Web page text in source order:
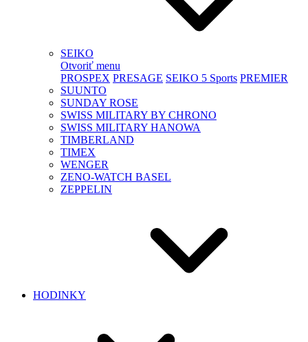
SEIKO
Otvoriť menu
PROSPEX PRESAGE SEIKO 5 Sports PREMIER
SUUNTO
SUNDAY ROSE
SWISS MILITARY BY CHRONO
SWISS MILITARY HANOWA
TIMBERLAND
TIMEX
WENGER
ZENO-WATCH BASEL
ZEPPELIN
HODINKY